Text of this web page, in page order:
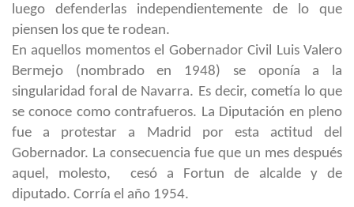
luego defenderlas independientemente de lo que
piensen los que te rodean.
En aquellos momentos el Gobernador Civil Luis Valero
Bermejo (nombrado en 1948) se oponía a la
singularidad foral de Navarra. Es decir, cometía lo que
se conoce como contrafueros. La Diputación en pleno
fue a protestar a Madrid por esta actitud del
Gobernador. La consecuencia fue que un mes después
aquel, molesto, cesó a Fortun de alcalde y de
diputado. Corría el año 1954.